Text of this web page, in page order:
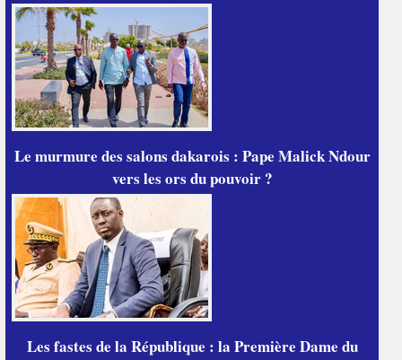
Le murmure des salons dakarois : Pape Malick Ndour
vers les ors du pouvoir ?
Les fastes de la République : la Première Dame du